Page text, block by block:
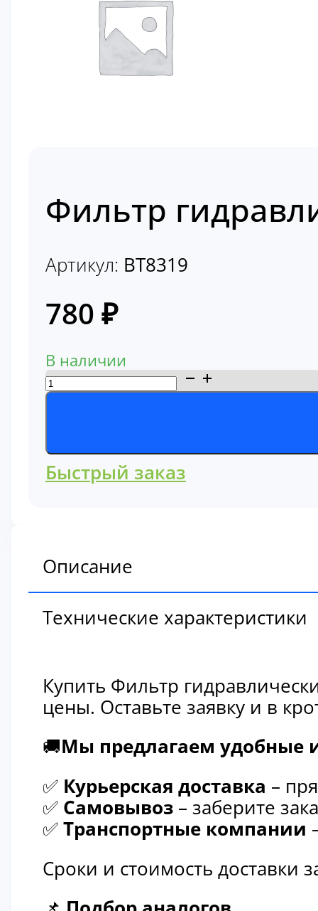
Фильтр
Артикул: BT8319
780 ₽
В наличии
Количество
товара
гидравлический
линии
упраления,
Быстрый заказ
Описание
Технические характеристики
Купить Фильтр
цены. Оставьте заявку и в
🚚Мы предлагаем удобные
✅ Курьерская доставка –
✅ Самовывоз – заберите
✅ Транспортные компании
Сроки и стоимость доставки